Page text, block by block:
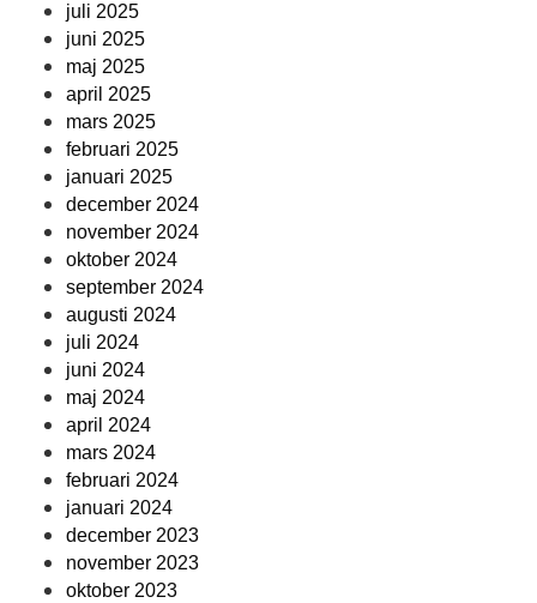
juli 2025
juni 2025
maj 2025
april 2025
mars 2025
februari 2025
januari 2025
december 2024
november 2024
oktober 2024
september 2024
augusti 2024
juli 2024
juni 2024
maj 2024
april 2024
mars 2024
februari 2024
januari 2024
december 2023
november 2023
oktober 2023